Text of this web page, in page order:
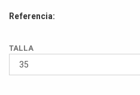
Referencia:
TALLA